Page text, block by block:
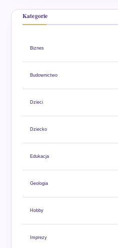
Kategorie
Biznes
Budownictwo
Dzieci
Dziecko
Edukacja
Geologia
Hobby
Imprezy